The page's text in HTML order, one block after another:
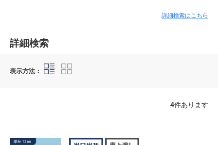
詳細検索はこちら
詳細検索
表示方法：
4件あります